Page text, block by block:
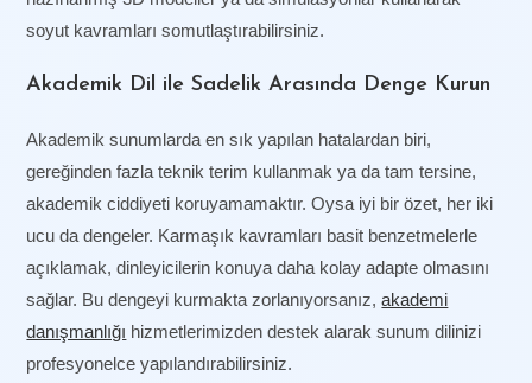
soyut kavramları somutlaştırabilirsiniz.
Akademik Dil ile Sadelik Arasında Denge Kurun
Akademik sunumlarda en sık yapılan hatalardan biri,
gereğinden fazla teknik terim kullanmak ya da tam tersine,
akademik ciddiyeti koruyamamaktır. Oysa iyi bir özet, her iki
ucu da dengeler. Karmaşık kavramları basit benzetmelerle
açıklamak, dinleyicilerin konuya daha kolay adapte olmasını
sağlar. Bu dengeyi kurmakta zorlanıyorsanız,akademi
danışmanlığı hizmetlerimizden destek alarak sunum dilinizi
profesyonelce yapılandırabilirsiniz.